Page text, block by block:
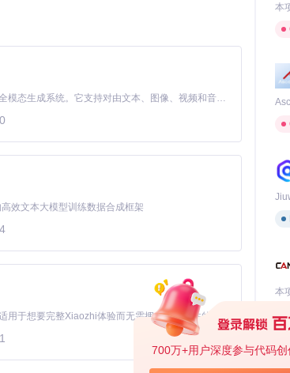
700万+用户深度参与代码
个过程无需专业知识，跟随引导界面即可完
线程处理效率，减少大型场景加载时间。
操作环境。特别适合需要频繁使用控制台的高
MiniMax H3 是一个通用的全模态生成系统。它支持对由文本、图像、视频和音频组成的多模态上下文进行统一理解，并能生成分辨率高达 2K、时长可达 15 秒的带原生立体声音频的视频。得益于面向任务泛化的系统设计，H3 在预训练阶段就已具备广泛的多模态上下文理解与生成能力，能够出色地执行复杂的多模态指令。
0
效文本大模型训练数据合成框架
4
基于Python的Xiaozhi AI，适用于想要完整Xiaozhi体验而无需拥有专用硬件的用户。
1